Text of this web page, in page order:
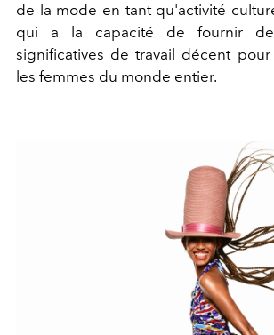
de la mode en tant qu'activité
qui a la capacité de fournir
significatives de travail décent
les femmes du monde entier.